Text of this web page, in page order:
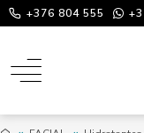
+376 804 555